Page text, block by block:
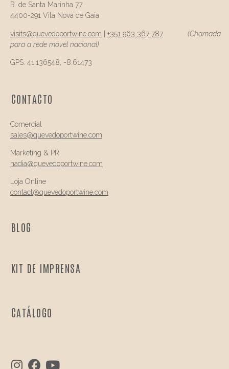
R. de Santa Marinha 77
4400-291 Vila Nova de Gaia
visits@quevedoportwine.com +351 963 367 787
(Chamada
para a rede móvel nacional)
GPS: 41.136548, -8.61473
CONTACTO
Comercial
sales@quevedoportwine.com
Marketing & PR
nadia@quevedoportwine.com
Loja Online
contact@quevedoportwine.com
BLOG
KIT DE IMPRENSA
CATÁLOGO